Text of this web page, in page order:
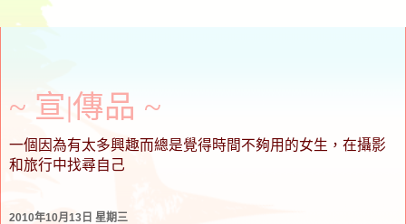
~ 宣∣傳品 ~
一個因為有太多興趣而總是覺得時間不夠用的女生，在攝影
和旅行中找尋自己
2010年10月13日 星期三